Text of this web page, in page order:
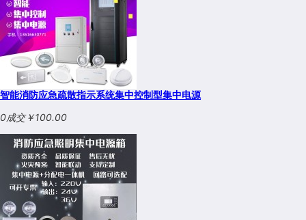
智能消防应急疏散指示系统集中控制型集中电源
0成交￥100.00